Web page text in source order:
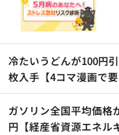
冷たいうどんが100円
枚入手【4コマ漫画で要
ガソリン全国平均価格
円【経産省資源エネル